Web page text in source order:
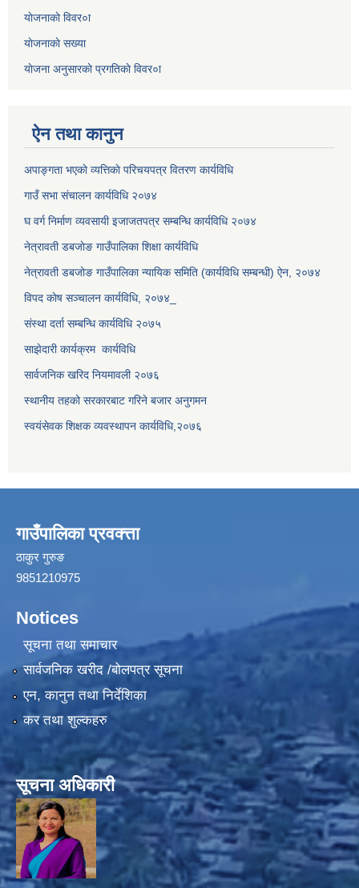
याेजनाकाे विवर०ा
याेजनाकाे सख्या
याेजना अनुसारकाे प्रगतिकाे विवर०ा
ऐन तथा कानुन
अपाङ्गता भएकाे व्यत्तिकाे परिचयपत्र वितरण कार्यविधि
गाउँ सभा संचालन कार्यविधि २०७४
घ वर्ग निर्माण व्यवसायी इजाजतपत्र सम्बन्धि कार्यविधि २०७४
नेत्रावती डबजाेङ गाउँपालिका शिक्षा कार्यविधि
नेत्रावती डबजोङ गाउँपालिका न्यायिक समिति (कार्यविधि सम्बन्धी) ऐन, २०७४
विपद काेष सञ्चालन कार्यविधि, २०७४_
संस्था दर्ता सम्बन्धि कार्यविधि २०७५
साझेदारी कार्यक्रम कार्यविधि
सार्वजनिक खरिद नियमावली २०७६
स्थानीय तहको सरकारबाट गरिने बजार अनुगमन
स्वयंसेवक शिक्षक व्यवस्थापन कार्यविधि,२०७६
गाउँपालिका प्रवक्त्ता
ठाकुर गुरुङ
9851210975
Notices
सूचना तथा समाचार
सार्वजनिक खरीद /बोलपत्र सूचना
एन, कानुन तथा निर्देशिका
कर तथा शुल्कहरु
सूचना अधिकारी